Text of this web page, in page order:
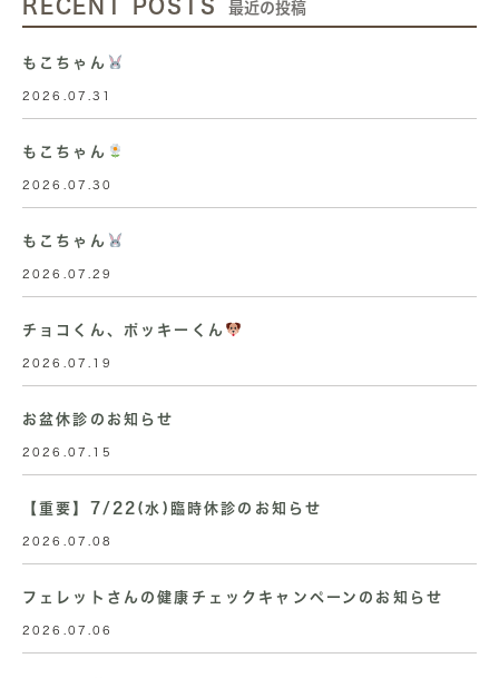
RECENT POSTS 最近の投稿
もこちゃん
2026.07.31
もこちゃん
2026.07.30
もこちゃん
2026.07.29
チョコくん、ポッキーくん
2026.07.19
お盆休診のお知らせ
2026.07.15
【重要】7/22(水)臨時休診のお知らせ
2026.07.08
フェレットさんの健康チェックキャンペーンのお知らせ
2026.07.06